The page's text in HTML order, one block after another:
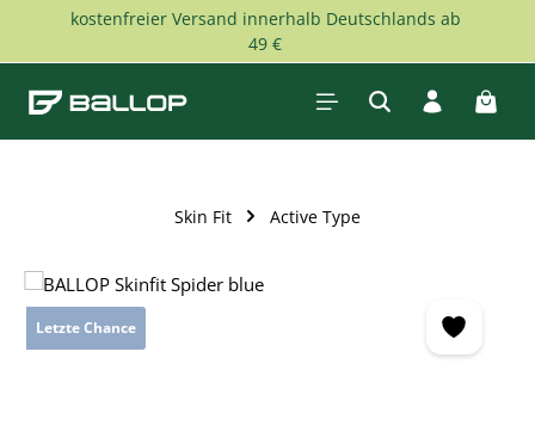
Zum Hauptinhalt springen
kostenfreier Versand innerhalb Deutschlands ab
49 €
Skin Fit Active Type
Bildergalerie überspringen
Letzte Chance